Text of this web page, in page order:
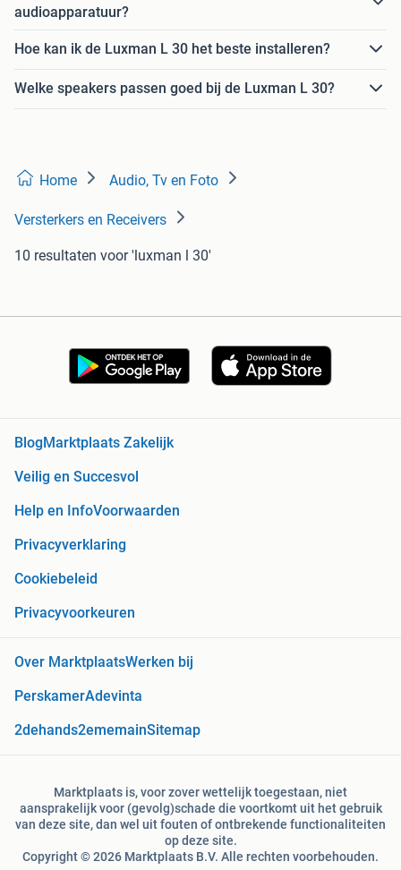
audioapparatuur?
Hoe kan ik de Luxman L 30 het beste installeren?
Welke speakers passen goed bij de Luxman L 30?
Home Audio, Tv en Foto
Versterkers en Receivers
10 resultaten voor 'luxman l 30'
BlogMarktplaats Zakelijk
Veilig en Succesvol
Help en InfoVoorwaarden
Privacyverklaring
Cookiebeleid
Privacyvoorkeuren
Over MarktplaatsWerken bij
PerskamerAdevinta
2dehands2ememainSitemap
Marktplaats is, voor zover wettelijk toegestaan, niet
aansprakelijk voor (gevolg)schade die voortkomt uit het gebruik
van deze site, dan wel uit fouten of ontbrekende functionaliteiten
op deze site.
Copyright © 2026 Marktplaats B.V. Alle rechten voorbehouden.